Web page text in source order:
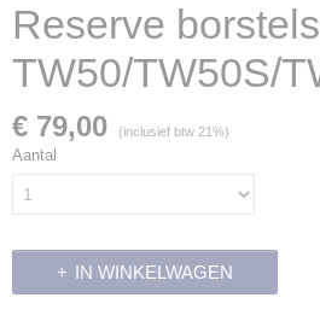
Reserve
TW50/TW50S/
€ 79,00 (inclusief btw 21%)
Aantal
IN WINKELWAGEN